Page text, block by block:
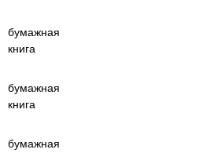
бумажная
книга
бумажная
книга
бумажная